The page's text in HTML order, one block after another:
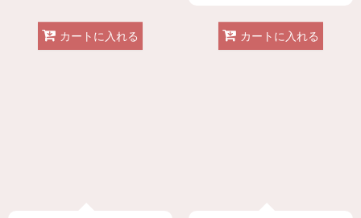
カートに入れる カートに入れる